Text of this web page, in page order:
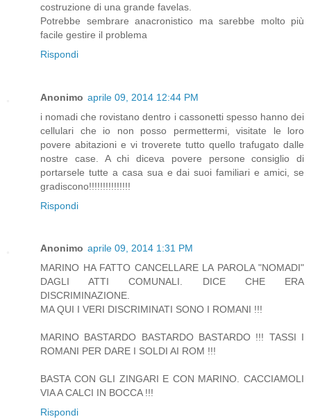
costruzione di una grande favelas.
Potrebbe sembrare anacronistico ma sarebbe molto più
facile gestire il problema
Rispondi
Anonimo aprile 09, 2014 12:44 PM
i nomadi che rovistano dentro i cassonetti spesso hanno dei
cellulari che io non posso permettermi, visitate le loro
povere abitazioni e vi troverete tutto quello trafugato dalle
nostre case. A chi diceva povere persone consiglio di
portarsele tutte a casa sua e dai suoi familiari e amici, se
gradiscono!!!!!!!!!!!!!!!
Rispondi
Anonimo aprile 09, 2014 1:31 PM
MARINO HA FATTO CANCELLARE LA PAROLA "NOMADI"
DAGLI ATTI COMUNALI. DICE CHE ERA
DISCRIMINAZIONE.
MA QUI I VERI DISCRIMINATI SONO I ROMANI !!!
MARINO BASTARDO BASTARDO BASTARDO !!! TASSI I
ROMANI PER DARE I SOLDI AI ROM !!!
BASTA CON GLI ZINGARI E CON MARINO. CACCIAMOLI
VIA A CALCI IN BOCCA !!!
Rispondi